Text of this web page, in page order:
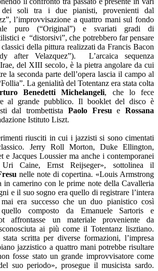
dei soli tra i due pianisti, provenienti dal
l’improvvisazione a quattro mani sul fondo
puro (“Original”) e svariati gradi di
e “distorsivi”, che potrebbero far pensare
della pittura realizzati da Francis Bacon
after Velazquez”). L’arcaica sequenza
del XIII secolo, è la pietra angolare da cui
la seconda parte dell’opera lascia il campo al
La genialità del Totentanz era stata colta
Benedetti Michelangeli, che lo fece
al grande pubblico. Il booklet del disco è
dal trombettista Paolo Fresu e Rossana
Istituto Liszt.
riusciti in cui i jazzisti si sono cimentati
Jerry Roll Morton, Duke Ellington,
e Jacques Loussier ma anche i contemporanei
Caine, Ernst Reijseger», sottolinea il
nelle note di copertina. «Louis Armstrong
in camerino con le prime note della Cavalleria
e il suo sogno era quello di registrare l’intera
era successo che un duo pianistico così
quello composto da Emanuele Sartoris e
affrontasse un materiale proveniente da
ai più come il Totentanz lisztiano.
stata scritta per diverse formazioni, l’impresa
jazzistico a quattro mani potrebbe risultare
fosse stato un grande improvvisatore come
suo periodo», prosegue il musicista sardo.